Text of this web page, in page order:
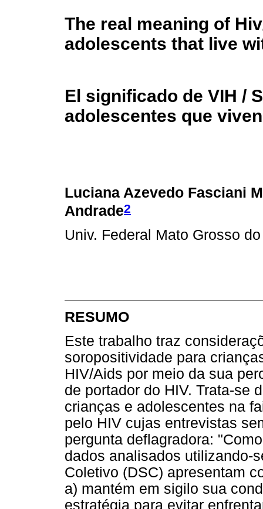
The real meaning of
adolescents that live
El significado de VIH /
adolescentes que
Luciana Azevedo Fasciani
Andrade2
Univ. Federal Mato Grosso
RESUMO
Este trabalho traz
soropositividade para
HIV/Aids por meio da sua
de portador do HIV. Trata-se
crianças e adolescentes na
pelo HIV cujas entrevistas
pergunta deflagradora:
dados analisados utilizando-
Coletivo (DSC) apresentam
a) mantém em sigilo sua
estratégia para evitar